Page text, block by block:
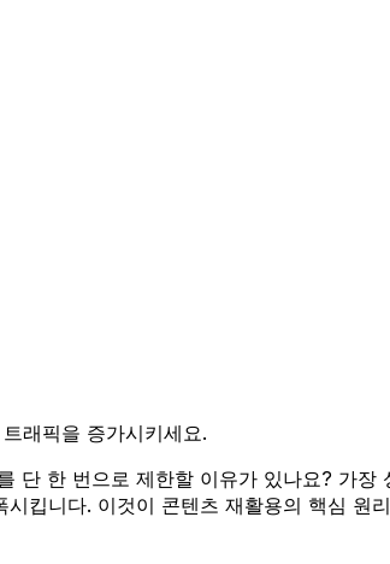
래픽을 증가시키세요.
단 한 번으로 제한할 이유가 있나요? 가장
킵니다. 이것이 콘텐츠 재활용의 핵심 원